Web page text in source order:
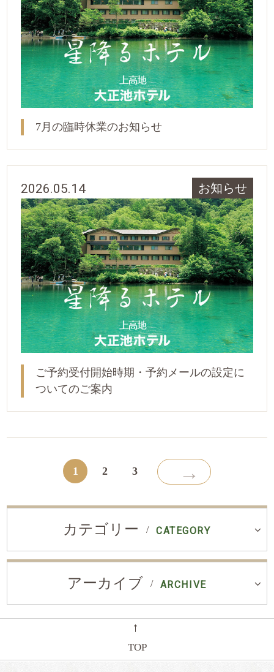
7月の臨時休業のお知らせ
2026.05.14 お知らせ
ご予約受付開始時期・予約メールの設定に
ついてのご案内
1 2 3 →
カテゴリー CATEGORY
アーカイブ ARCHIVE
←
TOP